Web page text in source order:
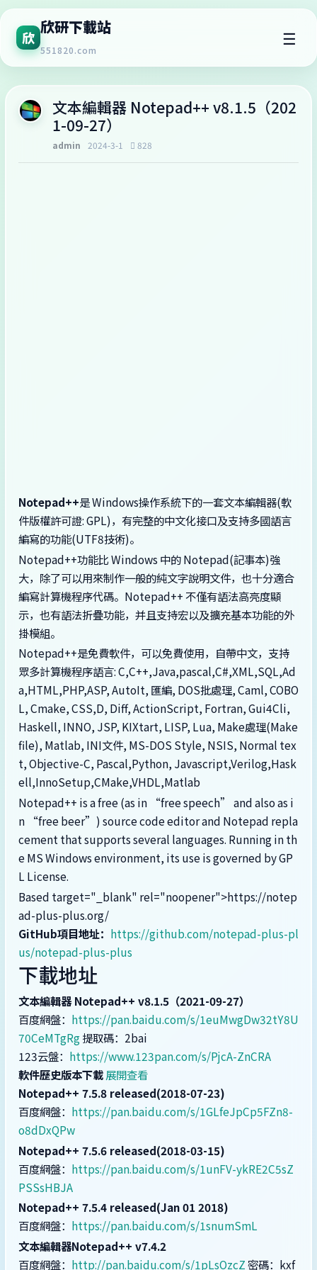
欣
欣研下載站
551820.com
☰
文本編輯器 Notepad++ v8.1.5（202
1-09-27）
admin 2024-3-1 828
Notepad++是 Windows操作系統下的一套文本編輯器(軟
件版權許可證: GPL)，有完整的中文化接口及支持多國語言
編寫的功能(UTF8技術)。
Notepad++功能比 Windows 中的 Notepad(記事本)強
大，除了可以用來制作一般的純文字說明文件，也十分適合
編寫計算機程序代碼。Notepad++ 不僅有語法高亮度顯
示，也有語法折疊功能，并且支持宏以及擴充基本功能的外
掛模組。
Notepad++是免費軟件，可以免費使用，自帶中文，支持
眾多計算機程序語言: C,C++,Java,pascal,C#,XML,SQL,Ad
a,HTML,PHP,ASP, AutoIt, 匯編, DOS批處理, Caml, COBO
L, Cmake, CSS,D, Diff, ActionScript, Fortran, Gui4Cli,
Haskell, INNO, JSP, KIXtart, LISP, Lua, Make處理(Make
file), Matlab, INI文件, MS-DOS Style, NSIS, Normal tex
t, Objective-C, Pascal,Python, Javascript,Verilog,Hask
ell,InnoSetup,CMake,VHDL,Matlab
Notepad++ is a free (as in “free speech” and also as i
n “free beer”) source code editor and Notepad repla
cement that supports several languages. Running in th
e MS Windows environment, its use is governed by GP
L License.
Based target="_blank" rel="noopener">https://notep
ad-plus-plus.org/
GitHub項目地址： https://github.com/notepad-plus-pl
us/notepad-plus-plus
下載地址
文本編輯器 Notepad++ v8.1.5（2021-09-27）
百度網盤： https://pan.baidu.com/s/1euMwgDw32tY8U
70CeMTgRg提取碼：2bai
123云盤： https://www.123pan.com/s/PjcA-ZnCRA
軟件歷史版本下載展開查看
Notepad++ 7.5.8 released(2018-07-23)
百度網盤： https://pan.baidu.com/s/1GLfeJpCp5FZn8-
o8dDxQPw
Notepad++ 7.5.6 released(2018-03-15)
百度網盤： https://pan.baidu.com/s/1unFV-ykRE2C5sZ
PSSsHBJA
Notepad++ 7.5.4 released(Jan 01 2018)
百度網盤： https://pan.baidu.com/s/1snumSmL
文本編輯器Notepad++ v7.4.2
百度網盤： http://pan.baidu.com/s/1pLsOzcZ密碼：kxf